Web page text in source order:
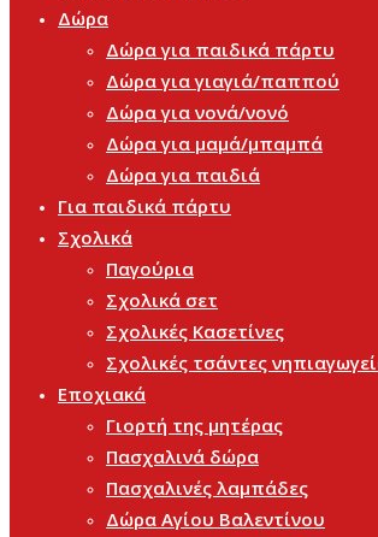
Δώρα
Δώρα για παιδικά πάρτυ
Δώρα για γιαγιά/παππού
Δώρα για νονά/νονό
Δώρα για μαμά/μπαμπά
Δώρα για παιδιά
Για παιδικά πάρτυ
Σχολικά
Παγούρια
Σχολικά σετ
Σχολικές Κασετίνες
Σχολικές τσάντες
Εποχιακά
Γιορτή της μητέρας
Πασχαλινά δώρα
Πασχαλινές λαμπάδες
Δώρα Αγίου Βαλεντίνου